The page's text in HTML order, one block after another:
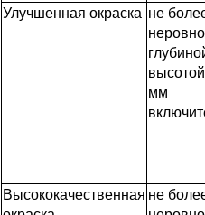
Улучшенная окраска не
мм
Высококачественная не